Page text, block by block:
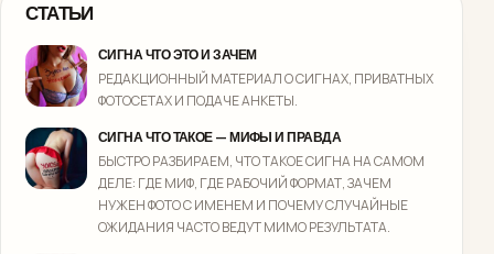
СТАТЬИ
СИГНА ЧТО ЭТО И ЗАЧЕМ
РЕДАКЦИОННЫЙ МАТЕРИАЛ О СИГНАХ, ПРИВАТНЫХ
ФОТОСЕТАХ И ПОДАЧЕ АНКЕТЫ.
СИГНА ЧТО ТАКОЕ — МИФЫ И ПРАВДА
БЫСТРО РАЗБИРАЕМ, ЧТО ТАКОЕ СИГНА НА САМОМ
ДЕЛЕ: ГДЕ МИФ, ГДЕ РАБОЧИЙ ФОРМАТ, ЗАЧЕМ
НУЖЕН ФОТО С ИМЕНЕМ И ПОЧЕМУ СЛУЧАЙНЫЕ
ОЖИДАНИЯ ЧАСТО ВЕДУТ МИМО РЕЗУЛЬТАТА.